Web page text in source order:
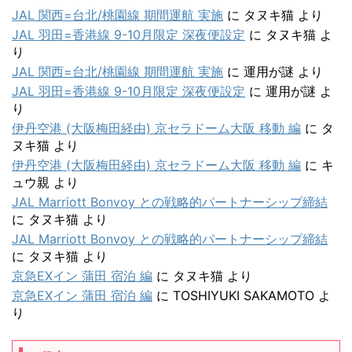
JAL 関西=台北/桃園線 期間運航 実施 に タヌキ猫 より
JAL 羽田=香港線 9-10月限定 深夜便設定 に タヌキ猫 よ
り
JAL 関西=台北/桃園線 期間運航 実施 に 運用が謎 より
JAL 羽田=香港線 9-10月限定 深夜便設定 に 運用が謎 よ
り
伊丹空港 (大阪梅田経由) 京セラドーム大阪 移動 編 に タ
ヌキ猫 より
伊丹空港 (大阪梅田経由) 京セラドーム大阪 移動 編 に キ
ュウ親 より
JAL Marriott Bonvoy との戦略的パートナーシップ締結
に タヌキ猫 より
JAL Marriott Bonvoy との戦略的パートナーシップ締結
に タヌキ猫 より
京急EXイン 蒲田 宿泊 編 に タヌキ猫 より
京急EXイン 蒲田 宿泊 編 に TOSHIYUKI SAKAMOTO よ
り